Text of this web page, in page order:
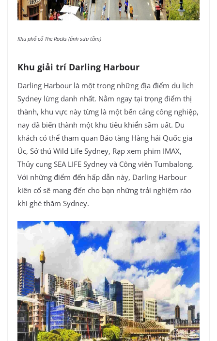
Khu phố cổ The Rocks (ảnh sưu tầm)
Khu giải trí Darling Harbour
Darling Harbour là một trong những địa điểm du lịch
Sydney lừng danh nhất. Nằm ngay tại trọng điểm thị
thành, khu vực này từng là một bến cảng công nghiệp,
nay đã biến thành một khu tiêu khiển sầm uất. Du
khách có thể tham quan Bảo tàng Hàng hải Quốc gia
Úc, Sở thú Wild Life Sydney, Rạp xem phim IMAX,
Thủy cung SEA LIFE Sydney và Công viên Tumbalong.
Với những điểm đến hấp dẫn này, Darling Harbour
kiên cố sẽ mang đến cho bạn những trải nghiệm ráo
khi ghé thăm Sydney.